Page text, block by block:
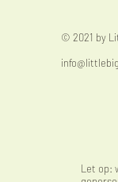
© 2021 by
Let op: